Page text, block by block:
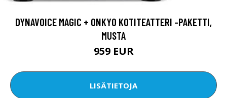
DYNAVOICE MAGIC + ONKYO KOTITEATTERI -PAKETTI,
MUSTA
959 EUR
LISÄTIETOJA